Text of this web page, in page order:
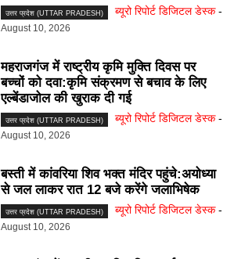
उत्तर प्रदेश (UTTAR PRADESH) ब्यूरो रिपोर्ट डिजिटल डेस्क -
August 10, 2026
महराजगंज में राष्ट्रीय कृमि मुक्ति दिवस पर
बच्चों को दवा:कृमि संक्रमण से बचाव के लिए
एल्बेंडाजोल की खुराक दी गई
उत्तर प्रदेश (UTTAR PRADESH) ब्यूरो रिपोर्ट डिजिटल डेस्क -
August 10, 2026
बस्ती में कांवरिया शिव भक्त मंदिर पहुंचे:अयोध्या
से जल लाकर रात 12 बजे करेंगे जलाभिषेक
उत्तर प्रदेश (UTTAR PRADESH) ब्यूरो रिपोर्ट डिजिटल डेस्क -
August 10, 2026